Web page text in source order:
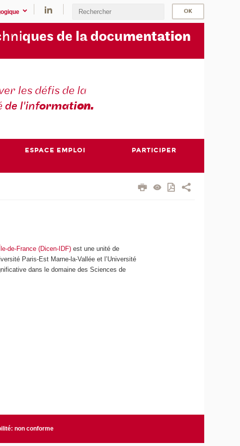
ques de la documentation
les défis de la
de l'information.
ESPACE EMPLOI PARTICIPER
de-France (Dicen-IDF) est une unité de
Paris-Est Marne-la-Vallée et l’Université
dans le domaine des Sciences de
non conforme